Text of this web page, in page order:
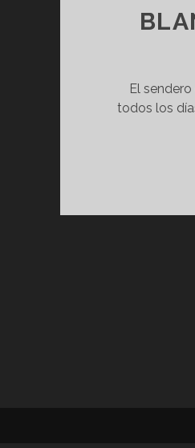
El
todos los